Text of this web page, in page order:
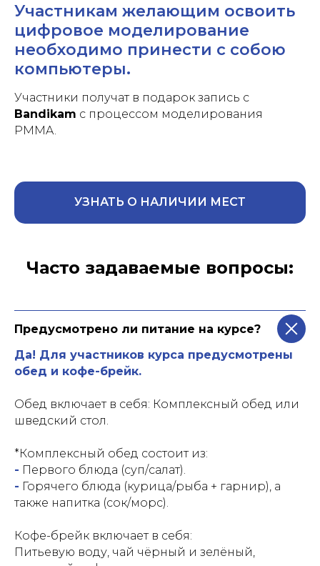
Участникам желающим освоить
цифровое моделирование
необходимо принести с собою
компьютеры.
Участники получат в подарок запись с
Bandikam с процессом моделирования
PMMA.
УЗНАТЬ О НАЛИЧИИ МЕСТ
Часто задаваемые вопросы:
Предусмотрено ли питание на курсе?
Да! Для участников курса предусмотрены
обед и кофе-брейк.
Обед включает в себя: Комплексный обед или
шведский стол.
*Комплексный обед состоит из:
- Первого блюда (суп/салат).
- Горячего блюда (курица/рыба + гарнир), а
также напитка (сок/морс).
Кофе-брейк включает в себя:
Питьевую воду, чай чёрный и зелёный,